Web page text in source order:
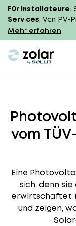
Für Installateure:
Services. Von PV-
Mehr erfahren
zolar logo
vom
Eine
sich, denn
erwirtschaftet
und zeigen,